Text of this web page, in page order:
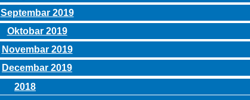
Septembar 2019
Oktobar 2019
Novembar 2019
Decembar 2019
2018